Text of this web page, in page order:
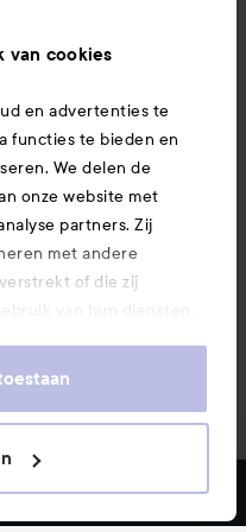
van cookies
en advertenties te
functies te bieden en
We delen de
onze website met
partners. Zij
met andere
of die zij
van hun diensten.
meer informatie over
MEEST VERKOCHT
app